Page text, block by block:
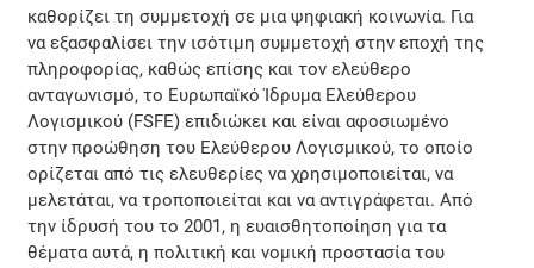
καθορίζει τη συμμετοχή σε μια ψηφιακή κοινωνία. Για
να εξασφαλίσει την ισότιμη συμμετοχή στην εποχή της
πληροφορίας, καθώς επίσης και τον ελεύθερο
ανταγωνισμό, το Ευρωπαϊκό Ίδρυμα Ελεύθερου
Λογισμικού (FSFE) επιδιώκει και είναι αφοσιωμένο
στην προώθηση του Ελεύθερου Λογισμικού, το οποίο
ορίζεται από τις ελευθερίες να χρησιμοποιείται, να
μελετάται, να τροποποιείται και να αντιγράφεται. Από
την ίδρυσή του το 2001, η ευαισθητοποίηση για τα
θέματα αυτά, η πολιτική και νομική προστασία του